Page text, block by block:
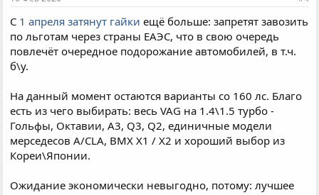
:
С 1 апреля затянут гайки ещё больше: запретят завозить
по льготам через страны ЕАЭС, что в свою очередь
повлечёт очередное подорожание автомобилей, в т.ч.
б\у.
На данный момент остаются варианты со 160 лс. Благо
есть из чего выбирать: весь VAG на 1.4\1.5 турбо -
Гольфы, Октавии, А3, Q3, Q2, единичные модели
мерседесов A/CLA, BMX X1 / X2 и хороший выбор из
Кореи\Японии.
Ожидание экономически невыгодно, потому: лучшее